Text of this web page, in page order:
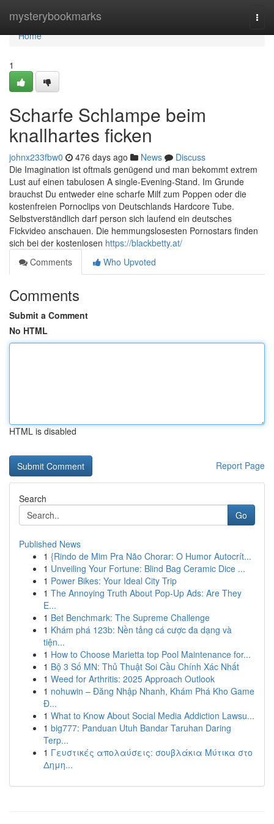
mysterybookmarks
Home
Home
1
Scharfe Schlampe beim
knallhartes ficken
johnx233fbw0 476 days ago News
Discuss
Die Imagination ist oftmals genügend und man bekommt extrem
Lust auf einen tabulosen A single-Evening-Stand. Im Grunde
brauchst Du entweder eine scharfe Milf zum Poppen oder die
kostenfreien Pornoclips von Deutschlands Hardcore Tube.
Selbstverständlich darf person sich laufend ein deutsches
Fickvideo anschauen. Die hemmungslosesten Pornostars finden
sich bei der kostenlosen https://blackbetty.at/
Comments
Who Upvoted
Comments
Submit a Comment
No HTML
HTML is disabled
Report Page
Search
Go
Published News
1 {Rindo de Mim Pra Não Chorar: O Humor Autocrít...
1 Unveiling Your Fortune: Blind Bag Ceramic Dice ...
1 Power Bikes: Your Ideal City Trip
1 The Annoying Truth About Pop-Up Ads: Are They
E...
1 Bet Benchmark: The Supreme Challenge
1 Khám phá 123b: Nền tảng cá cược đa dạng và
tiện...
1 How to Choose Marietta top Pool Maintenance for...
1 Bộ 3 Số MN: Thủ Thuật Soi Cầu Chính Xác Nhất
1 Weed for Arthritis: 2025 Approach Outlook
1 nohuwin – Đăng Nhập Nhanh, Khám Phá Kho Game
Đ...
1 What to Know About Social Media Addiction Lawsu...
1 big777: Panduan Utuh Bandar Taruhan Daring
Terp...
1 Γευστικές απολαύσεις: σουβλάκια Μύτικα στο
Δημη...